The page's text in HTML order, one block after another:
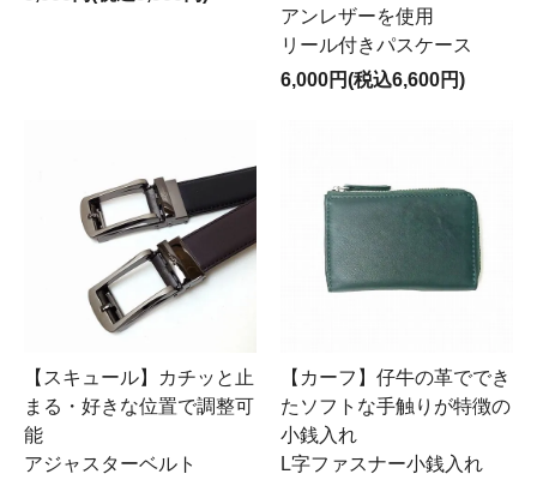
「青春ブタ野郎はサンタクロースの夢
を見ない」コラボ商品受注開始のお知らせ
「青春ブタ野郎はサンタクロースの夢を見ない」コラボ
商品の受注を開始いたしました！
タンニンなめしの牛革に、緻密なイラストをレーザー加
工で焼き付けています。あの感動をいつも一緒に！9月
30日（火）までの受付になります。
▽「青春ブタ野郎シリーズ」各商品ページはこちらから
どうぞ！▽
アンレザーを使用
リール付きパスケース
6,000円(税込6,600円)
【スキュール】カチッと止
まる・好きな位置で調整可
能
アジャスターベルト
【カーフ】仔牛の革ででき
たソフトな手触りが特徴の
小銭入れ
L字ファスナー小銭入れ